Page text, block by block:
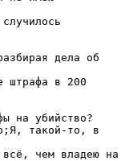
дела об
штрафа в 200
на убийство?
такой-то, в
всё, чем владею на